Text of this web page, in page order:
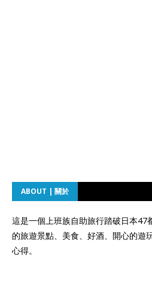
ABOUT | 關於
這是一個上班族自助旅行踏破日本47
的旅遊景點、美食、好酒、開心的遊
心得。